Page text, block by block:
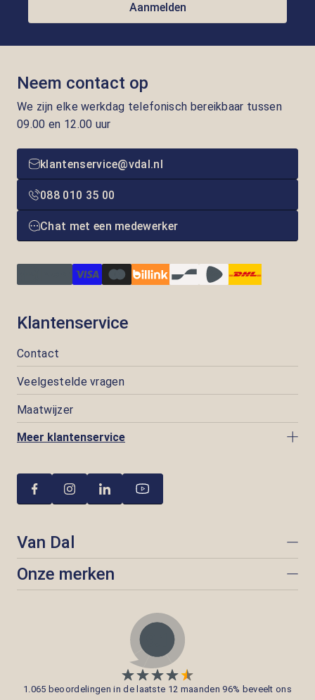
Aanmelden
Neem contact op
We zijn elke werkdag telefonisch bereikbaar tussen
09.00 en 12.00 uur
klantenservice@vdal.nl
088 010 35 00
Chat met een medewerker
Klantenservice
Contact
Veelgestelde vragen
Maatwijzer
Meer klantenservice
Van Dal
Onze merken
1.065 beoordelingen in de laatste 12 maanden 96% beveelt ons